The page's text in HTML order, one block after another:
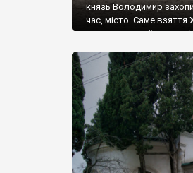
князь Володимир
час, місто. Саме
диктувати свої умови
Херсонесі Володимир-
християнином. А потім
Херсонесу